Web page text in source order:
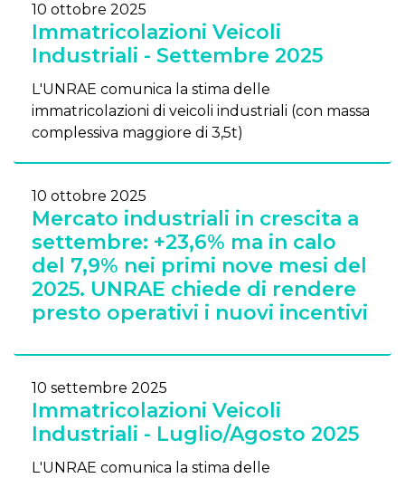
10 ottobre 2025
Immatricolazioni Veicoli
Industriali - Settembre 2025
L'UNRAE comunica la stima delle
immatricolazioni di veicoli industriali (con massa
complessiva maggiore di 3,5t)
10 ottobre 2025
Mercato industriali in crescita a
settembre: +23,6% ma in calo
del 7,9% nei primi nove mesi del
2025. UNRAE chiede di rendere
presto operativi i nuovi incentivi
10 settembre 2025
Immatricolazioni Veicoli
Industriali - Luglio/Agosto 2025
L'UNRAE comunica la stima delle